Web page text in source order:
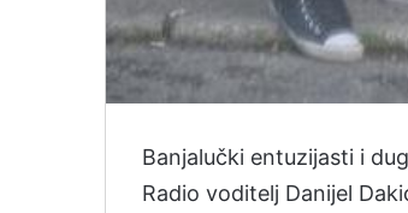
Banjalučki entuzijasti i
Radio voditelj Danijel